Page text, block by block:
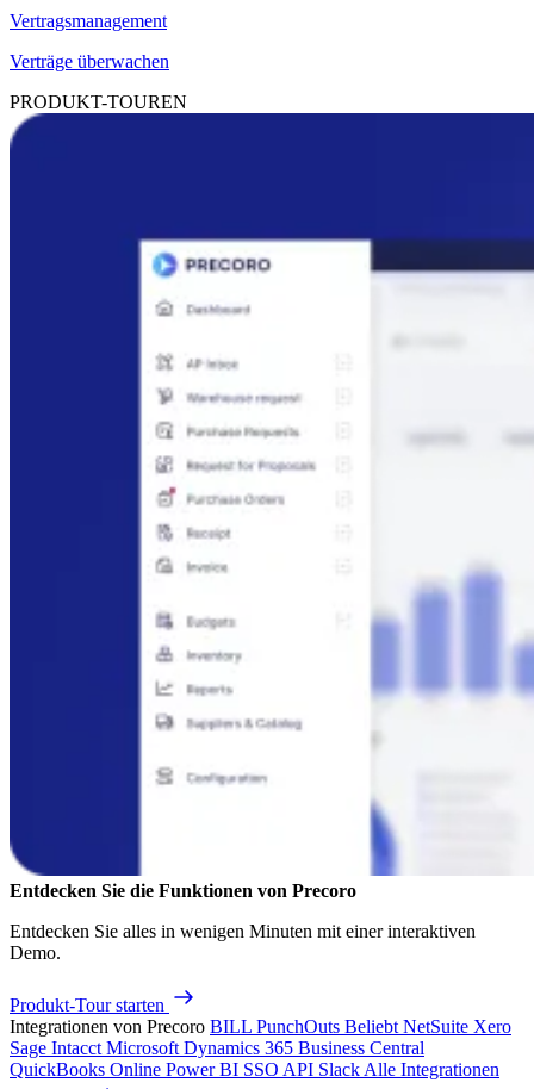
Vertragsmanagement
Verträge überwachen
PRODUKT-TOUREN
Entdecken Sie die Funktionen von Precoro
Entdecken Sie alles in wenigen Minuten mit einer interaktiven
Demo.
Produkt-Tour starten
Integrationen von Precoro BILL PunchOuts Beliebt NetSuite Xero
Sage Intacct Microsoft Dynamics 365 Business Central
QuickBooks Online Power BI SSO API Slack Alle Integrationen